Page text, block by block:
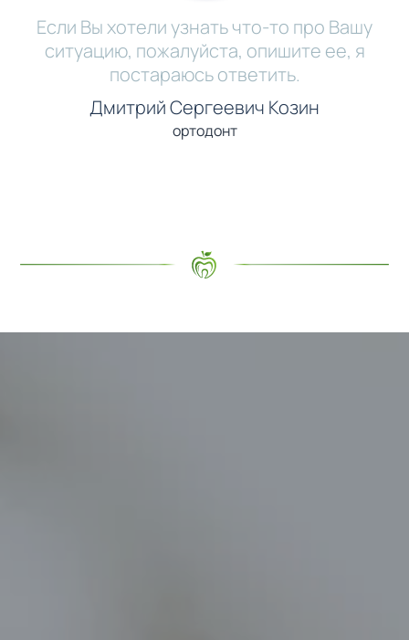
Если Вы хотели узнать что-то про Вашу
ситуацию, пожалуйста, опишите ее, я
постараюсь ответить.
Дмитрий Сергеевич Козин
ортодонт